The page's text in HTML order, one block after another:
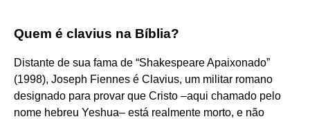
Quem é clavius na Bíblia?
Distante de sua fama de “Shakespeare Apaixonado”
(1998), Joseph Fiennes é Clavius, um militar romano
designado para provar que Cristo –aqui chamado pelo
nome hebreu Yeshua– está realmente morto, e não